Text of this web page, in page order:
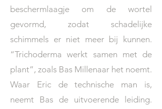
beschermlaagje om de wortel
gevormd, zodat schadelijke
schimmels er niet meer bij kunnen.
“Trichoderma werkt samen met de
plant”, zoals Bas Millenaar het noemt.
Waar Eric de technische man is,
neemt Bas de uitvoerende leiding.